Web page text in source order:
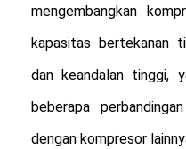
mengembangkan
kapasitas bertekanan
dan keandalan tinggi,
beberapa
dengan kompresor